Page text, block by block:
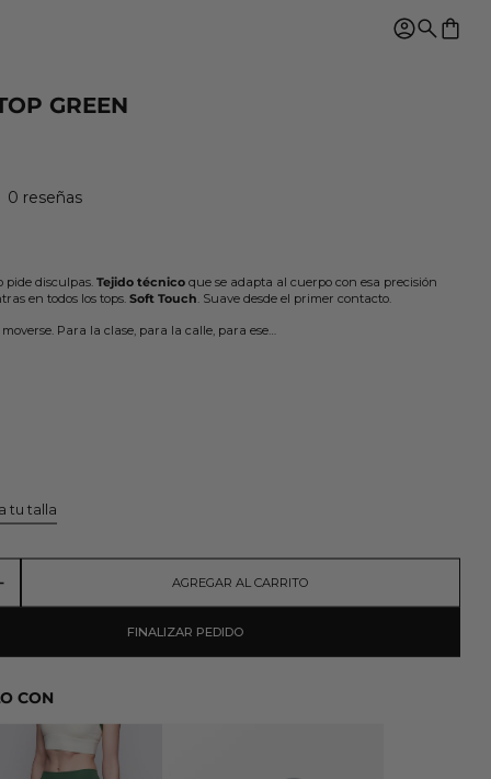
Ingresar
Buscar
GREEN
0 reseñas
pide disculpas. Tejido técnicoque se adapta al cuerpo con esa precisión
en todos los tops. Soft Touch . Suave desde el primer contacto.
Para la clase, para la calle, para ese…
tu talla
AGREGAR AL CARRITO
FINALIZAR PEDIDO
CON
AGATAGREEN LEGGING